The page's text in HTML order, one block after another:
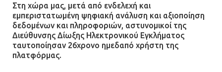
Στη χώρα μας, μετά από ενδελεχή και
εμπεριστατωμένη ψηφιακή ανάλυση και αξιοποίηση
δεδομένων και πληροφοριών, αστυνομικοί της
Διεύθυνσης Δίωξης Ηλεκτρονικού Εγκλήματος
ταυτοποίησαν 26χρονο ημεδαπό χρήστη της
πλατφόρμας.